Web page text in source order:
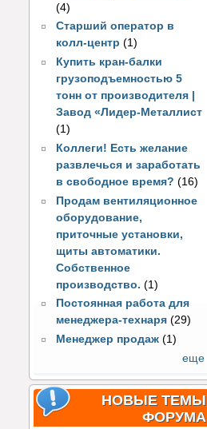
(4)
Старший оператор в
колл-центр (1)
Купить кран-балки
грузоподъемностью 5
тонн от производителя |
Завод «Лидер-Металлист
(1)
Коллеги! Есть желание
развлечься и заработать
в свободное время? (16)
Продам вентиляционное
оборудование,
приточные установки,
щиты автоматики.
Собственное
производство. (1)
Постоянная работа для
менеджера-технаря (29)
Менеджер продаж (1)
еще
НОВЫЕ ТЕМЫ
ФОРУМА